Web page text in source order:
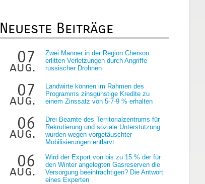
Neueste Beiträge
07
aug.
Zwei Männer in der Region Cherson
erlitten Verletzungen durch Angriffe
russischer Drohnen
07
aug.
Landwirte können im Rahmen des
Programms zinsgünstige Kredite zu
einem Zinssatz von 5-7-9 % erhalten
06
aug.
Drei Beamte des Territorialzentrums für
Rekrutierung und soziale Unterstützung
wurden wegen vorgetäuschter
Mobilisierungen entlarvt
06
aug.
Wird der Export von bis zu 15 % der für
den Winter angelegten Gasreserven die
Versorgung beeinträchtigen? Die Antwort
eines Experten